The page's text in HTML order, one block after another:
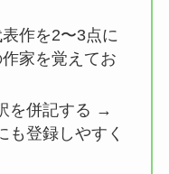
作を2〜3点に
家を覚えてお
を併記する →
も登録しやすく